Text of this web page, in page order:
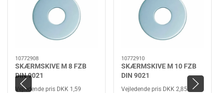
10772908
SKÆRMSKIVE M 8 FZB
DIN 9021
Vejledende pris DKK 1,59
10772910
SKÆRMSKIVE M 10 FZB
DIN 9021
Vejledende pris DKK 2,85